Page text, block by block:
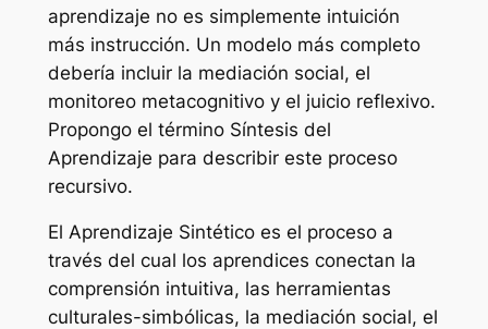
aprendizaje no es simplemente intuición
más instrucción. Un modelo más completo
debería incluir la mediación social, el
monitoreo metacognitivo y el juicio reflexivo.
Propongo el término Síntesis del
Aprendizaje para describir este proceso
recursivo.
El Aprendizaje Sintético es el proceso a
través del cual los aprendices conectan la
comprensión intuitiva, las herramientas
culturales-simbólicas, la mediación social, el